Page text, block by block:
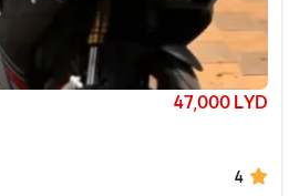
47,000 LYD
4